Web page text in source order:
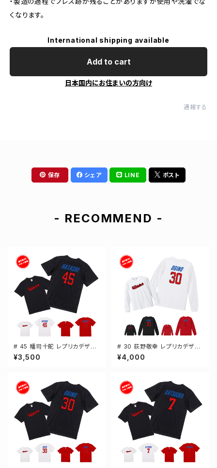
くなります。
International shipping available
Add to cart
日本国内にお住まいの方向け
通報する
保存 シェア LINE ポスト
- RECOMMEND -
# 45 幡司十舵 レプリカデザイ
ン 3カラー 選手還元 半袖Tシャ
ツ S-XXXLサイズ 500101
¥3,500
# 30 荻野敬幸 レプリカデザイ
ン 3カラー 選手還元 長袖Tシャ
ツ S-XXLサイズ 501101
¥4,000